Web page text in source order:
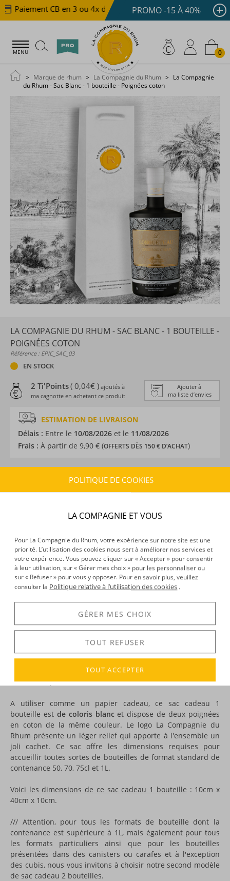
Paiement CB en 3 ou 4x dès 100 € Livraison offerte
PROMO -15 À 40%
MENU 0
Marque de rhum La Compagnie du Rhum
La Compagnie
du Rhum - Sac Blanc - 1 bouteille - Poignées coton
LA COMPAGNIE DU RHUM - SAC BLANC - 1 BOUTEILLE -
POIGNÉES COTON
Référence : EPIC_SAC_03
EN STOCK
Ajouter à
ma liste d’envies
2 Ti'Points( 0,04€ ) ajoutés à
ma cagnotte en achetant ce produit
ESTIMATION DE LIVRAISON
Délais : Entre le 10/08/2026 et le 11/08/2026
Frais : À partir de 9,90 € (OFFERTS DÈS 150 € D’ACHAT)
CARACTÉRISTIQUES DU PRODUIT
DÉCOUVERTE
Voir tous les produits :La Compagnie du Rhum
Nossacs cadeaux1 bouteille 'La Compagnie du Rhum' font
peau neuve et se déclinent dans une nouvelle version
Pour les plus raffinés, un ruban de votre choix autour des
deux anses afin de les rassembler et le tour est joué, votre
cadeau est prêt !
A utiliser comme un papier cadeau, ce sac cadeau 1
bouteille est de coloris blancet dispose de deux poignées
en coton de la même couleur. Le logo La Compagnie du
Rhum présente un léger relief qui apporte à l'ensemble un
joli cachet. Ce sac offre les dimensions requises pour
accueillir toutes sortes de bouteilles de format standard de
contenance 50, 70, 75cl et 1L.
Voici les dimensions de ce sac cadeau 1 bouteille : 10cm x
40cm x 10cm.
/// Attention, pour tous les formats de bouteille dont la
contenance est supérieure à 1L, mais également pour tous
les formats particuliers ainsi que pour les bouteilles
présentées dans des canisters ou carafes et à l'exception
des cubis, nous vous invitons à choisir notre second modèle
de sac cadeau 2 bouteilles.
POLITIQUE DE COOKIES
LA COMPAGNIE ET VOUS
Pour La Compagnie du Rhum, votre expérience sur notre site est une
priorité. L’utilisation des cookies nous sert à améliorer nos services et
votre expérience. Vous pouvez cliquer sur « Accepter » pour consentir
à leur utilisation, sur « Gérer mes choix » pour les personnaliser ou
sur « Refuser » pour vous y opposer. Pour en savoir plus, veuillez
consulter la Politique relative à l’utilisation des cookies .
GÉRER MES CHOIX
TOUT REFUSER
TOUT ACCEPTER